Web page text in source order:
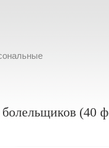
(40